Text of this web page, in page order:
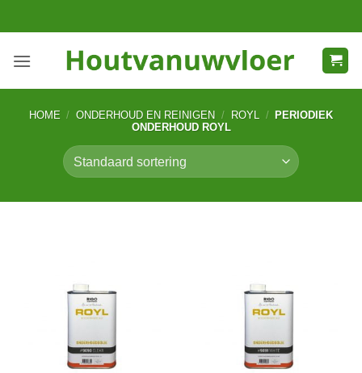
naar
HOME / ONDERHOUD EN REINIGEN / ROYL /
PERIODIEK
ONDERHOUD ROYL